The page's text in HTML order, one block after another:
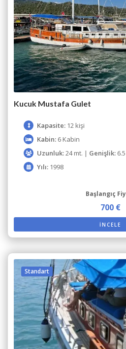
Kucuk Mustafa Gulet
Kapasite: 12 kişi
Kabin: 6 Kabin
Uzunluk:24 mt. | Genişlik:
Yılı: 1998
Başlangıç
700 €
İNCELE
Standart